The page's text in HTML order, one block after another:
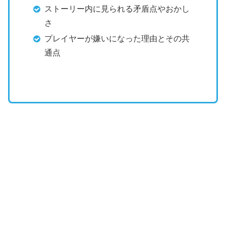
ストーリー内に見られる矛盾点やおかし
さ
プレイヤーが嫌いになった理由とその共
通点